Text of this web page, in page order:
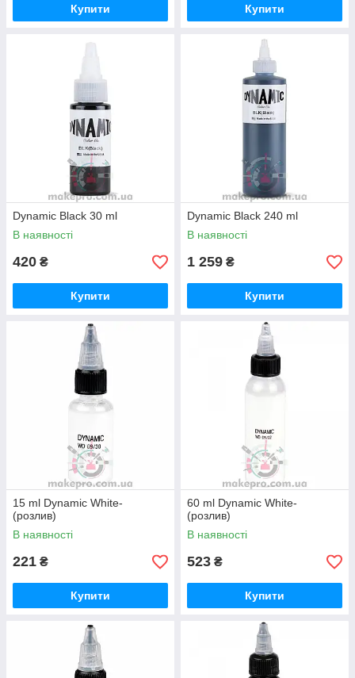
Купити Купити
Dynamic Black 30 ml
В наявності
420 ₴
Купити
Dynamic Black 240 ml
В наявності
1 259 ₴
Купити
15 ml Dynamic White-
(розлив)
В наявності
221 ₴
Купити
60 ml Dynamic White-
(розлив)
В наявності
523 ₴
Купити